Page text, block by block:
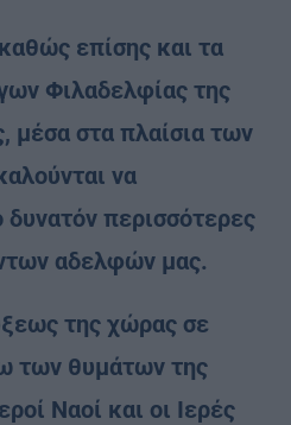
επίσης και τα
Φιλαδελφίας της
μέσα στα πλαίσια των
να
περισσότερες
αδελφών μας.
της χώρας σε
των θυμάτων της
Ναοί και οι Ιερές